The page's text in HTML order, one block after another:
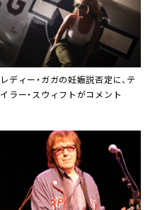
レディー・ガガの妊娠説否定に、テ
イラー・スウィフトがコメント